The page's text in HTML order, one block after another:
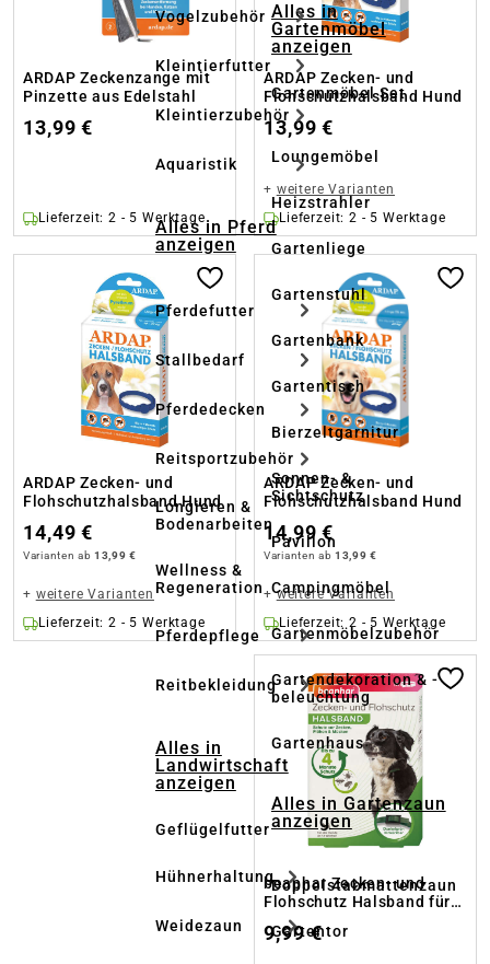
Vogelzubehör
Kleintierfutter
Kleintierzubehör
Aquaristik
Alles in Pferd
anzeigen
Pferdefutter
Stallbedarf
Pferdedecken
Reitsportzubehör
Longieren &
Bodenarbeiten
Wellness &
Regeneration
Pferdepflege
Reitbekleidung
Alles in
Landwirtschaft
anzeigen
Geflügelfutter
Hühnerhaltung
Weidezaun
Alles in
Gartenmöbel
anzeigen
Gartenmöbel Set
Loungemöbel
Heizstrahler
Gartenliege
Gartenstuhl
Gartenbank
Gartentisch
Bierzeltgarnitur
Sonnen- &
Sichtschutz
Pavillon
Campingmöbel
Gartenmöbelzubehör
Gartendekoration & -
beleuchtung
Gartenhaus
Alles in Gartenzaun
anzeigen
Doppelstabmattenzaun
Gartentor
ARDAP Zeckenzange mit
Pinzette aus Edelstahl
13,99 €
Lieferzeit: 2 - 5 Werktage
ARDAP Zecken- und
Flohschutzhalsband Hund
13,99 €
+ weitere Varianten
Lieferzeit: 2 - 5 Werktage
ARDAP Zecken- und
Flohschutzhalsband Hund
14,49 €
Varianten ab 13,99 €
+ weitere Varianten
Lieferzeit: 2 - 5 Werktage
ARDAP Zecken- und
Flohschutzhalsband Hund
14,99 €
Varianten ab 13,99 €
+weitere Varianten
Lieferzeit: 2 - 5 Werktage
beaphar Zecken- und
Flohschutz Halsband für
Hunde
9,99 €